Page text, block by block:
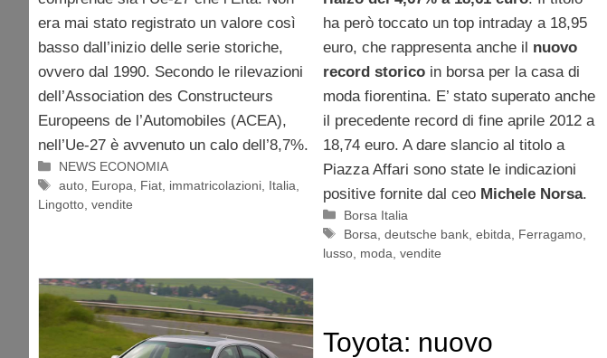
era mai stato registrato un valore così
basso dall’inizio delle serie storiche,
ovvero dal 1990. Secondo le rilevazioni
dell’Association des Constructeurs
Europeens de l’Automobiles (ACEA),
nell’Ue-27 è avvenuto un calo dell’8,7%.
Categorie
NEWS ECONOMIA
Tag
auto Europa Fiat immatricolazioni Italia
Lingotto vendite
ha però toccato un top intraday a 18,95
euro, che rappresenta anche il nuovo
record storico in borsa per la casa di
moda fiorentina. E’ stato superato anche
il precedente record di fine aprile 2012 a
18,74 euro. A dare slancio al titolo a
Piazza Affari sono state le indicazioni
positive fornite dal ceo Michele Norsa.
Categorie
Borsa Italia
Tag
Borsa ,deutsche bank ,ebitda Ferragamo
lusso, moda vendite
Toyota: nuovo